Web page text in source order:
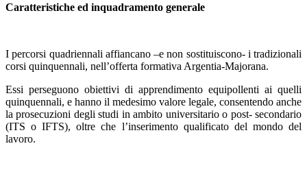
Caratteristiche ed inquadramento generale
I percorsi quadriennali affiancano –e non sostituiscono- i tradizionali
corsi quinquennali, nell’offerta formativa Argentia-Majorana.
Essi perseguono obiettivi di apprendimento equipollenti ai quelli
quinquennali, e hanno il medesimo valore legale, consentendo anche
la prosecuzioni degli studi in ambito universitario o post- secondario
(ITS o IFTS), oltre che l’inserimento qualificato del mondo del
lavoro.